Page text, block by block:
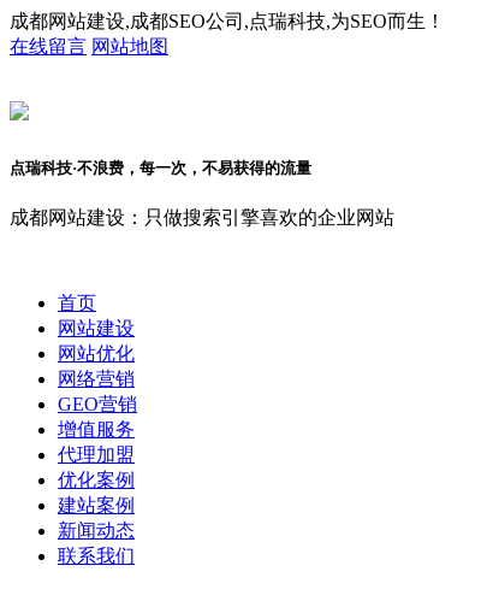
成都网站建设,成都SEO公司,点瑞科技,为SEO而生！
在线留言 网站地图
点瑞科技·不浪费，每一次，不易获得的流量
成都网站建设：只做搜索引擎喜欢的企业网站
首页
网站建设
网站优化
网络营销
GEO营销
增值服务
代理加盟
优化案例
建站案例
新闻动态
联系我们